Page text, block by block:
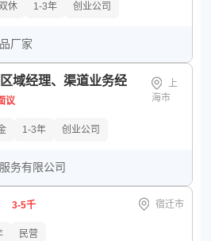
休 1-3年 创业公司
厂家
域经理、渠道业务经
议
上
海市
1-3年 创业公司
务有限公司
3-5千 宿迁市
民营